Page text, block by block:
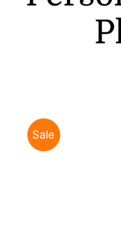
Sale